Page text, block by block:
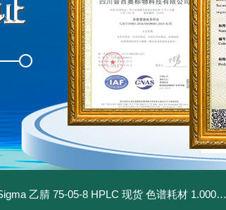
乙腈 75-05-8 HPLC 现货 色谱耗材 1.00030.4008默克 乙腈 75-05-8 HPLC 现货 色谱耗材